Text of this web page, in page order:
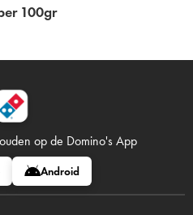
100gr
op de Domino's App
Android